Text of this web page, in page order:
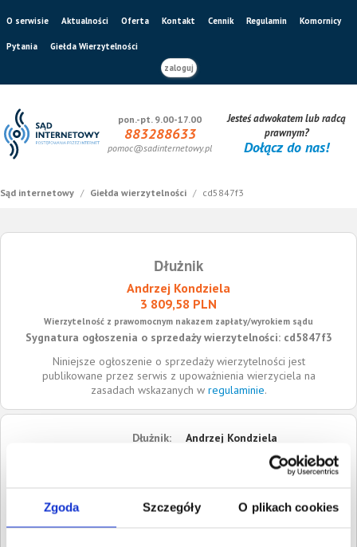
Zgoda Szczegóły O plikach cookies
O serwisie Aktualności Oferta Kontakt Cennik Regulamin Komornicy
Pytania
Giełda Wierzytelności
zaloguj
pon.-pt. 9.00-17.00
883288633
pomoc@sadinternetowy.pl
Jesteś adwokatem lub radcą
prawnym?
Dołącz do nas!
Sąd internetowy / Giełda wierzytelności / cd5847f3
Dłużnik
Andrzej Kondziela
3 809,58 PLN
Wierzytelność z prawomocnym nakazem zapłaty/wyrokiem sądu
Sygnatura ogłoszenia o sprzedaży wierzytelności: cd5847f3
Niniejsze ogłoszenie o sprzedaży wierzytelności jest
publikowane przez serwis z upoważnienia wierzyciela na
zasadach wskazanych w regulaminie.
Dłużnik:
Andrzej Kondziela
Kluczbork
Roszczenia:
1. Cywilne